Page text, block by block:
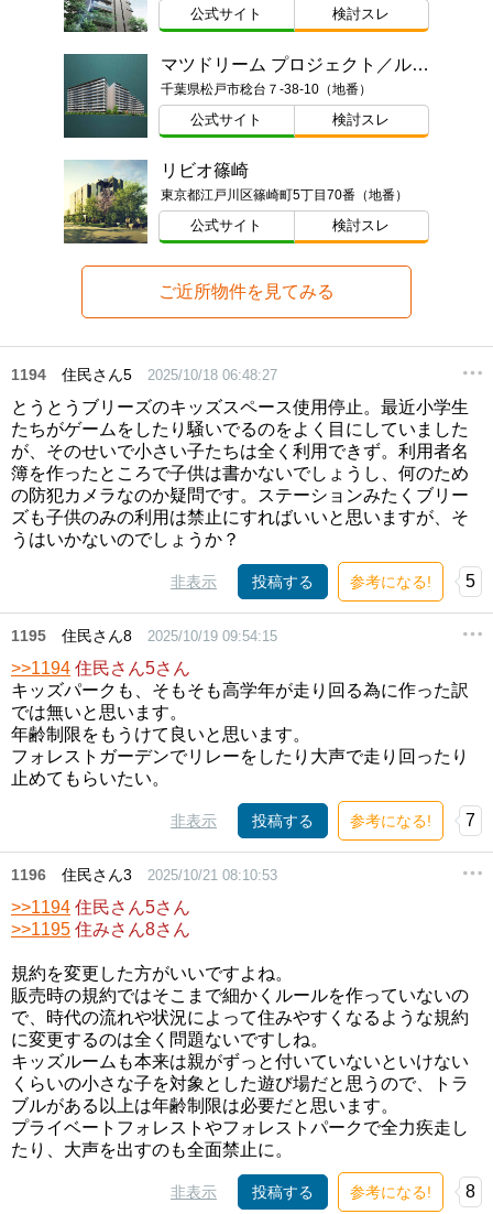
公式サイト 検討スレ
マツドリーム プロジェクト／ルネ松戸みのり台
千葉県松戸市稔台７-38-10（地番）
公式サイト 検討スレ
リビオ篠崎
東京都江戸川区篠崎町5丁目70番（地番）
公式サイト 検討スレ
ご近所物件を見てみる
1194 住民さん5 2025/10/18 06:48:27
とうとうブリーズのキッズスペース使用停止。最近小学生
たちがゲームをしたり騒いでるのをよく目にしていました
が、そのせいで小さい子たちは全く利用できず。利用者名
簿を作ったところで子供は書かないでしょうし、何のため
の防犯カメラなのか疑問です。ステーションみたくブリー
ズも子供のみの利用は禁止にすればいいと思いますが、そ
うはいかないのでしょうか？
非表示 投稿する 参考になる! 5
1195 住民さん8 2025/10/19 09:54:15
>>1194 住民さん5さん
キッズパークも、そもそも高学年が走り回る為に作った訳
では無いと思います。
年齢制限をもうけて良いと思います。
フォレストガーデンでリレーをしたり大声で走り回ったり
止めてもらいたい。
非表示 投稿する 参考になる! 7
1196 住民さん3 2025/10/21 08:10:53
>>1194 住民さん5さん
>>1195 住みさん8さん
規約を変更した方がいいですよね。
販売時の規約ではそこまで細かくルールを作っていないの
で、時代の流れや状況によって住みやすくなるような規約
に変更するのは全く問題ないですしね。
キッズルームも本来は親がずっと付いていないといけない
くらいの小さな子を対象とした遊び場だと思うので、トラ
ブルがある以上は年齢制限は必要だと思います。
プライベートフォレストやフォレストパークで全力疾走し
たり、大声を出すのも全面禁止に。
非表示 投稿する 参考になる! 8